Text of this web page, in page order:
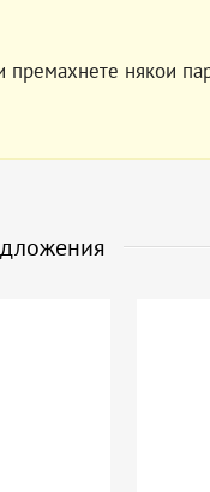
премахнете някои